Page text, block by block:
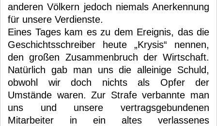
anderen Völkern jedoch niemals Anerkennung
für unsere Verdienste.
Eines Tages kam es zu dem Ereignis, das die
Geschichtsschreiber heute „Krysis“ nennen,
den großen Zusammenbruch der Wirtschaft.
Natürlich gab man uns die alleinige Schuld,
obwohl wir doch nichts als Opfer der
Umstände waren. Zur Strafe verbannte man
uns und unsere vertragsgebundenen
Mitarbeiter in ein altes verlassenes